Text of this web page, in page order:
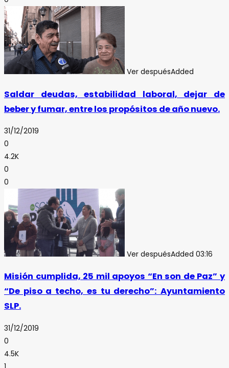
Ver despuésAdded
Saldar deudas, estabilidad laboral, dejar de
beber y fumar, entre los propósitos de año nuevo.
31/12/2019
0
4.2K
0
0
Ver despuésAdded 03:16
Misión cumplida, 25 mil apoyos “En son de Paz” y
“De piso a techo, es tu derecho”: Ayuntamiento
SLP.
31/12/2019
0
4.5K